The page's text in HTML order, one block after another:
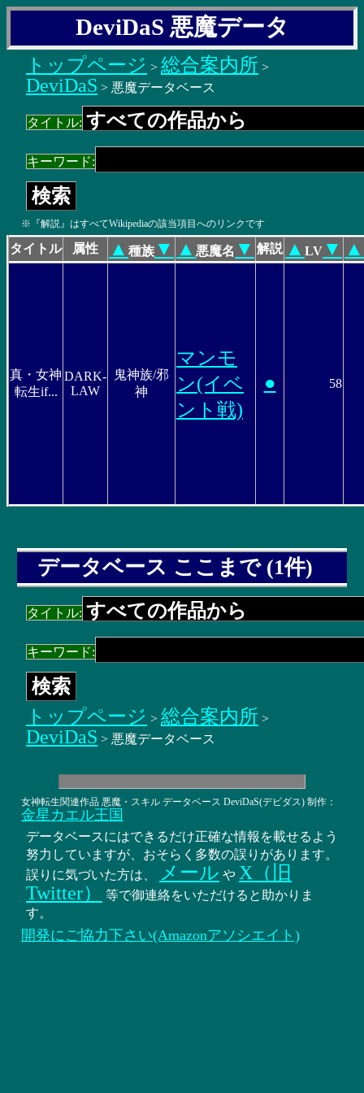
DeviDaS 悪魔データ
トップページ > 総合案内所 >
DeviDaS > 悪魔データベース
タイトル:
キーワード:
※『解説』はすべてWikipediaの該当項目へのリンクです
タイトル 属性 ▲ 種族 ▼ ▲ 悪魔名 ▼ 解説 ▲ LV ▼ ▲
真・女神
転生if...
DARK-
LAW
鬼神族/邪
神
マンモ
ン(イベ
ント戦)
● 58
データベース ここまで (1件)
タイトル:
キーワード:
トップページ > 総合案内所 >
DeviDaS > 悪魔データベース
女神転生関連作品 悪魔・スキル データベース DeviDaS(デビダス) 制作：
金星カエル王国
データベースにはできるだけ正確な情報を載せるよう
努力していますが、おそらく多数の誤りがあります。
誤りに気づいた方は、
メール や X（旧
Twitter）
等で御連絡をいただけると助かりま
す。
開発にご協力下さい(Amazonアソシエイト)